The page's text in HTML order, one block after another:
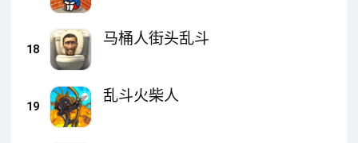
18
马桶人街头乱斗
19
乱斗火柴人